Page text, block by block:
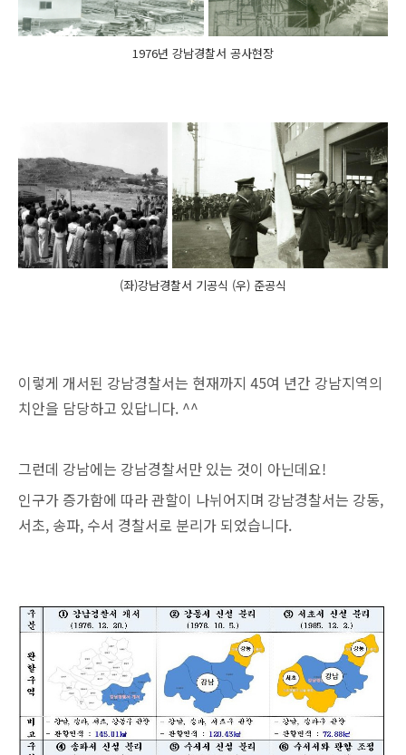
1976년 강남경찰서 공사현장
(좌)강남경찰서 기공식 (우) 준공식
이렇게 개서된 강남경찰서는 현재까지 45여 년간 강남지역의
치안을 담당하고 있답니다. ^^
그런데 강남에는 강남경찰서만 있는 것이 아닌데요!
인구가 증가함에 따라 관할이 나뉘어지며 강남경찰서는 강동,
서초, 송파, 수서 경찰서로 분리가 되었습니다.